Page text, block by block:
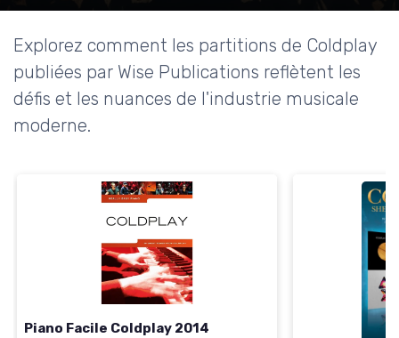
Explorez comment les partitions de Coldplay
publiées par Wise Publications reflètent les
défis et les nuances de l'industrie musicale
moderne.
Piano Facile Coldplay 2014